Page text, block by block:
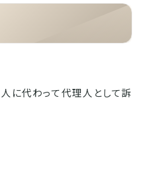
に代わって代理人として訴